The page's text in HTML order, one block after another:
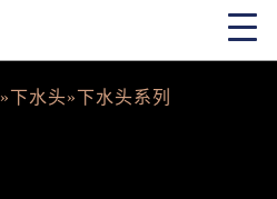
»下水头»下水头系列